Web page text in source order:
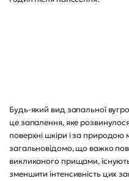
Будь-який вид запальної
це запалення, яке
поверхні шкіри і за природою
загальновідомо, що важко
викликаного прищами,
зменшити інтенсивність цих